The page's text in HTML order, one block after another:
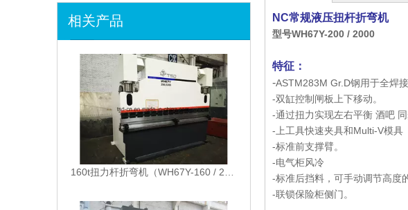
相关产品 NC常规液压扭杆折弯机
型号WH67Y-200 / 2000
特征：
-ASTM283M Gr.D钢用于全焊
-双缸控制闸板上下移动。
-通过扭力实现左右平衡 酒吧
-上工具快速夹具和Multi-V模具
-标准前支撑臂。
-电气柜风冷
-标准后挡料，可手动调节高度
-联锁保险柜侧门。